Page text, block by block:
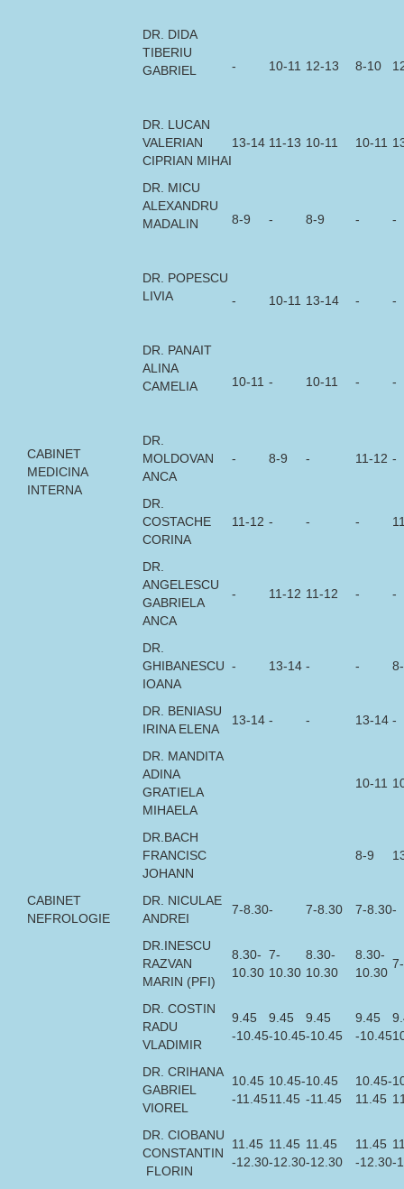
DR. DIDA
TIBERIU
GABRIEL
- 10-11 12-13 8-10
DR. LUCAN
VALERIAN
CIPRIAN MIHAI
13-14 11-13 10-11 10-11
CABINET
MEDICINA
INTERNA
DR. MICU
ALEXANDRU
MADALIN
8-9 - 8-9 - -
DR. POPESCU
LIVIA
- 10-11 13-14 - -
DR. PANAIT
ALINA
CAMELIA
10-11 - 10-11 - -
DR.
MOLDOVAN
ANCA
- 8-9 - 11-12 -
DR.
COSTACHE
CORINA
11-12 - - -
DR.
ANGELESCU
GABRIELA
ANCA
- 11-12 11-12 - -
DR.
GHIBANESCU
IOANA
- 13-14 - -
DR. BENIASU
IRINA ELENA
13-14 - - 13-14 -
DR. MANDITA
ADINA
GRATIELA
MIHAELA
10-11
DR.BACH
FRANCISC
JOHANN
8-9
CABINET
NEFROLOGIE
DR. NICULAE
ANDREI
7-8.30- 7-8.30 7-8.30-
DR.INESCU
RAZVAN
MARIN (PFI)
8.30-
10.30
7-
10.30
8.30-
10.30
8.30-
10.30
DR. COSTIN
RADU
VLADIMIR
9.45
-10.45
9.45
-10.45
9.45
-10.45
9.45
-10.45
DR. CRIHANA
GABRIEL
VIOREL
10.45
-11.45
10.45-
11.45
10.45
-11.45
10.45-
11.45
DR. CIOBANU
CONSTANTIN
FLORIN
11.45
-12.30
11.45
-12.30
11.45
-12.30
11.45
-12.30-